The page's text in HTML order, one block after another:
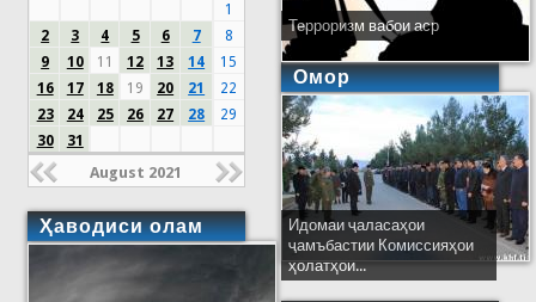
1
2
3 4 5 6 7
8
9
10 11 12 13 14
15
16
17 18 19 20 21
22
23
24 25 26 27 28
29
30
31
August 2021
Ҳаводиси олам
Терроризм вабои аср
Омор
Идомаи ҷаласаҳои
ҷамъбастии Комиссияҳои
ҳолатҳои...